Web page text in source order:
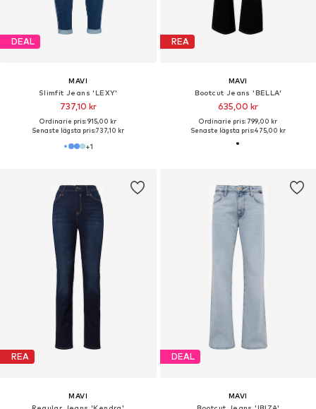
DEAL
MAVI
Slimfit Jeans 'LEXY'
737,10 kr
Ordinarie pris: 915,00 kr
Senaste lägsta pris:737,10 kr
+1
REA
MAVI
Bootcut Jeans 'BELLA'
635,00 kr
Ordinarie pris: 799,00 kr
Senaste lägsta pris:475,00 kr
REA
MAVI
DEAL
MAVI